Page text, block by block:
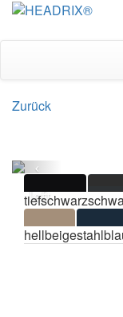
Zurück
tiefschwarz
hellbeige